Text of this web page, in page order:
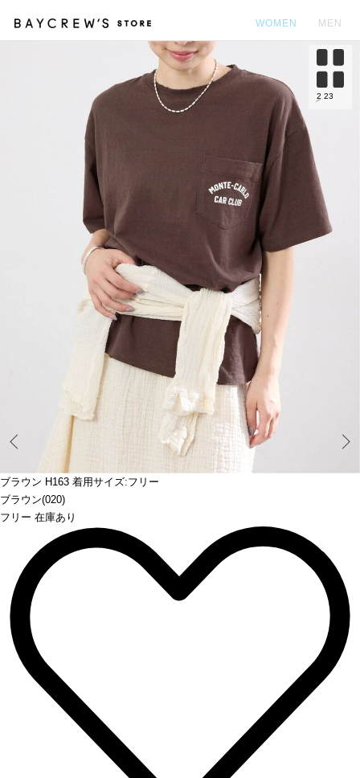
WOMEN MEN
ブラウン H163 着用サイズ:フリー
ブラウン(020)
フリー 在庫あり
2 23